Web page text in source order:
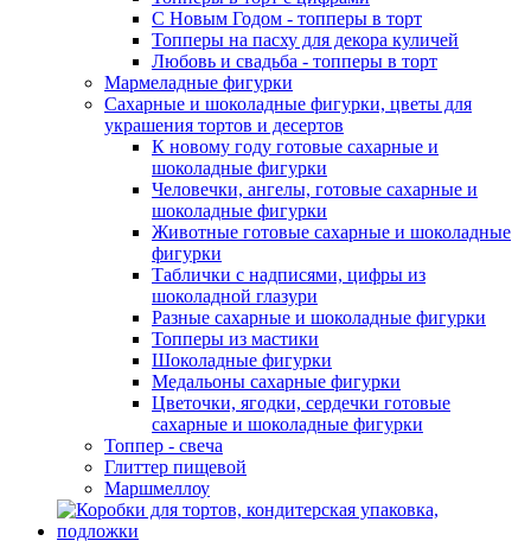
С Новым Годом - топперы в торт
Топперы на пасху для декора куличей
Любовь и свадьба - топперы в торт
Мармеладные фигурки
Сахарные и шоколадные фигурки, цветы для
украшения тортов и десертов
К новому году готовые сахарные и
шоколадные фигурки
Человечки, ангелы, готовые сахарные и
шоколадные фигурки
Животные готовые сахарные и шоколадные
фигурки
Таблички с надписями, цифры из
шоколадной глазури
Разные сахарные и шоколадные фигурки
Топперы из мастики
Шоколадные фигурки
Медальоны сахарные фигурки
Цветочки, ягодки, сердечки готовые
сахарные и шоколадные фигурки
Топпер - свеча
Глиттер пищевой
Маршмеллоу